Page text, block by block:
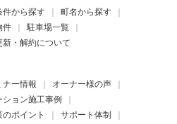
件から探す
町名から探す
件
駐車場一覧
新・解約について
ナー情報
オーナー様の声
ション施工事例
のポイント
サポート体制